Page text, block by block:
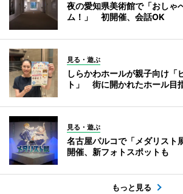
夜の愛知県美術館で「おしゃ
ム！」 初開催、会話OK
見る・遊ぶ
しらかわホールが親子向け「
ト」 街に開かれたホール目
見る・遊ぶ
名古屋パルコで「メダリス
開催、新フォトスポットも
もっと見る